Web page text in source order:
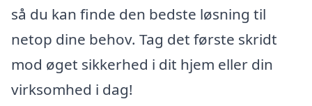
så du kan finde den bedste løsning til
netop dine behov. Tag det første skridt
mod øget sikkerhed i dit hjem eller din
virksomhed i dag!